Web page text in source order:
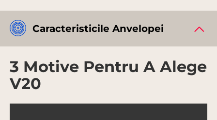
Caracteristicile Anvelopei
3 Motive Pentru A Alege
V20